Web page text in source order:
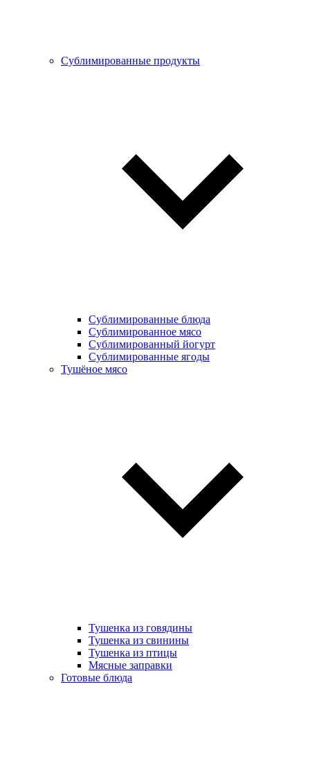
Сублимированные продукты
Сублимированные блюда
Cублимированное мясо
Сублимированный йогурт
Сублимированные ягоды
Тушёное мясо
Тушенка из говядины
Тушенка из свинины
Тушенка из птицы
Мясные заправки
Готовые блюда